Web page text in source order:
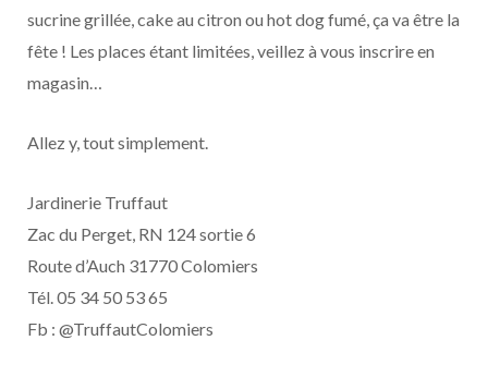
sucrine grillée, cake au citron ou hot dog fumé, ça va être la
fête ! Les places étant limitées, veillez à vous inscrire en
magasin…
Allez y, tout simplement.
Jardinerie Truffaut
Zac du Perget, RN 124 sortie 6
Route d’Auch 31770 Colomiers
Tél. 05 34 50 53 65
Fb : @TruffautColomiers